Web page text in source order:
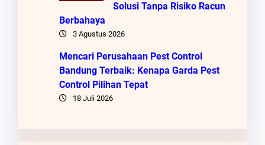
Solusi Tanpa Risiko Racun
Berbahaya
3 Agustus 2026
Mencari Perusahaan Pest Control
Bandung Terbaik: Kenapa Garda Pest
Control Pilihan Tepat
18 Juli 2026